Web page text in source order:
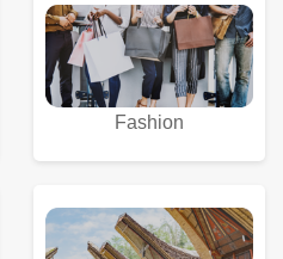
Fashion